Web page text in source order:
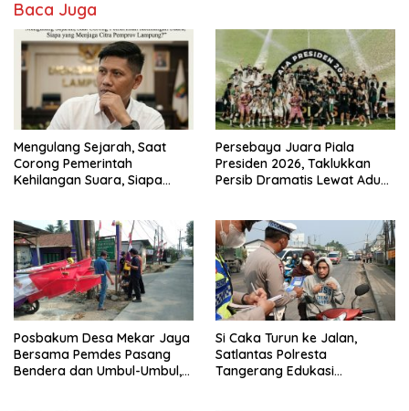
o
k
p
p
n
Baca Juga
Mengulang Sejarah, Saat
Corong Pemerintah
Kehilangan Suara, Siapa
Persebaya Juara Piala
Presiden 2026, Taklukkan
Persib Dramatis Lewat Adu
Posbakum Desa Mekar Jaya
Bersama Pemdes Pasang
Bendera dan Umbul-Umbul,
Si Caka Turun ke Jalan,
Satlantas Polresta
Tangerang Edukasi